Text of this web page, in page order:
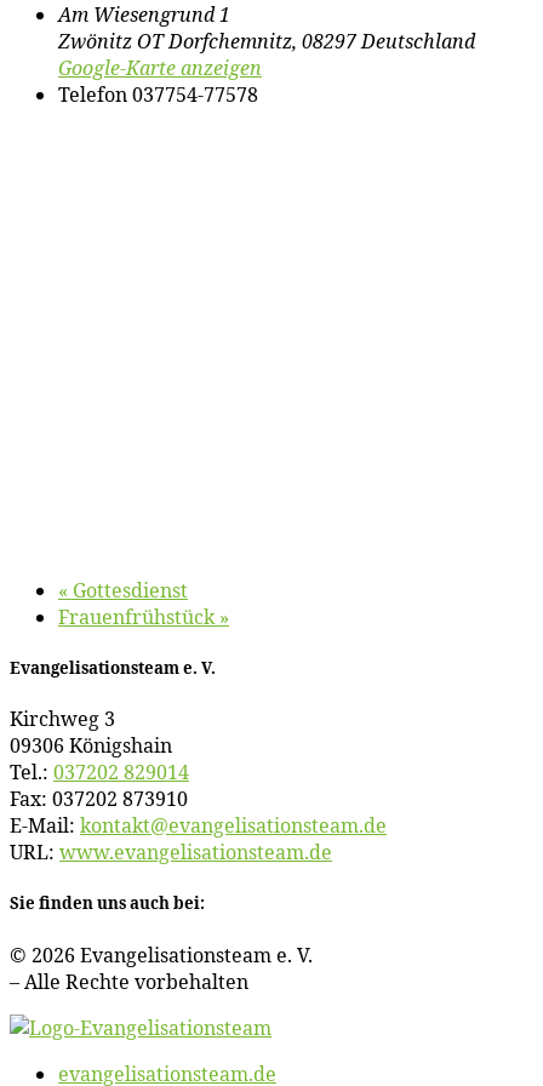
Am Wiesengrund 1
Zwönitz OT Dorfchemnitz, 08297Deutschland
Google-Karte anzeigen
Telefon037754-77578
« Got­tes­dienst
Frau­en­früh­stück»
Evan­ge­li­sa­ti­ons­team e. V.
Kirch­weg 3
09306 Königshain
Tel.: 037202 829014
Fax: 037202 873910
E‑Mail: kontakt@​evangelisationsteam.​de
URL: www​.evan​ge​li​sa​ti​ons​team​.de
Sie fin­den uns auch bei:
© 2026 Evan­ge­li­sa­ti­ons­team e. V.
– Al­le Rech­te vorbehalten
evangelisationsteam.de